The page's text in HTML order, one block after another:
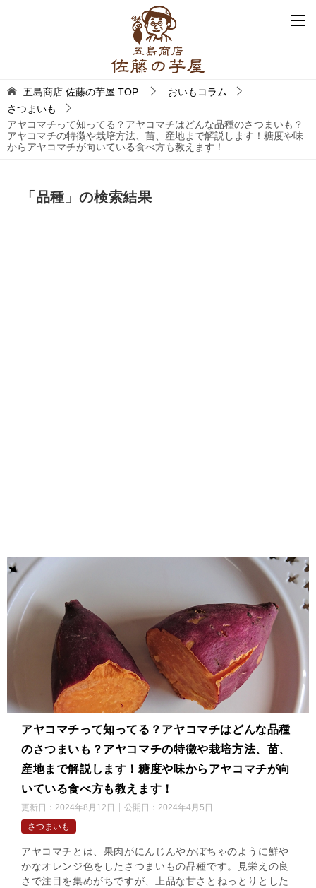
五島商店 佐藤の芋屋 TOP
おいもコラム
さつまいも
アヤコマチって知ってる？アヤコマチはどんな品種のさつまいも？
アヤコマチの特徴や栽培方法、苗、産地まで解説します！糖度や味
からアヤコマチが向いている食べ方も教えます！
「 品種 」の検索結果
アヤコマチって知ってる？アヤコマチはどんな品種
のさつまいも？アヤコマチの特徴や栽培方法、苗、
産地まで解説します！糖度や味からアヤコマチが向
いている食べ方も教えます！
更新日： 2024年8月12日 公開日： 2024年4月5日
さつまいも
アヤコマチとは、果肉がにんじんやかぼちゃのように鮮や
かなオレンジ色をしたさつまいもの品種です。見栄えの良
さで注目を集めがちですが、上品な甘さとねっとりとした